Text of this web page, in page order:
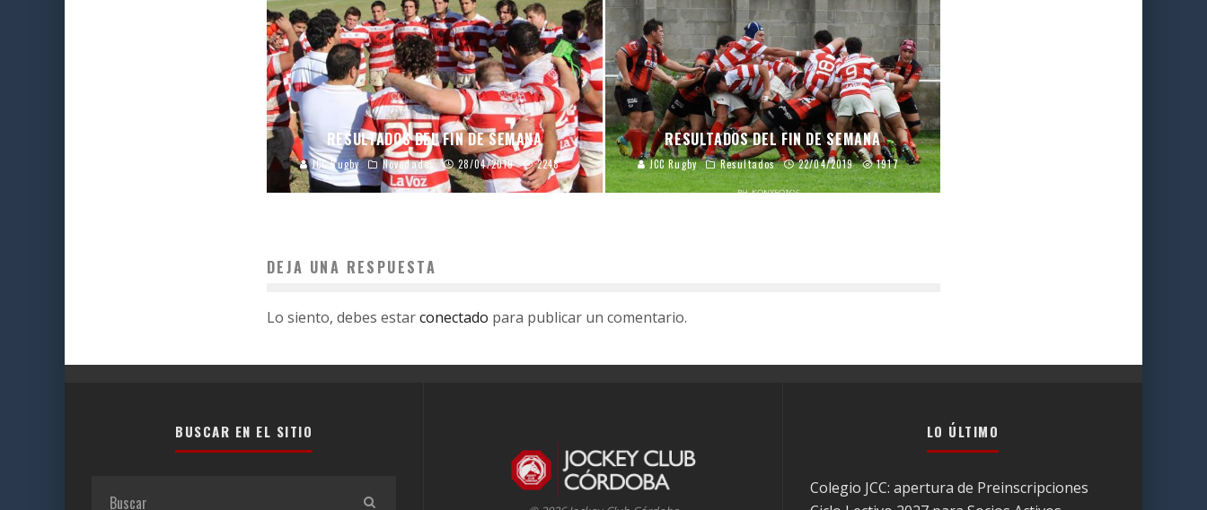
RESULTADOS DEL FIN DE SEMANA
JCC Rugby Novedades 28/04/2019 2248
RESULTADOS DEL FIN DE SEMANA
JCC Rugby Resultados 22/04/2019 1917
DEJA UNA RESPUESTA
Lo siento, debes estarconectado para publicar un comentario.
BUSCAR EN EL SITIO LO ÚLTIMO
Colegio JCC: apertura de Preinscripciones